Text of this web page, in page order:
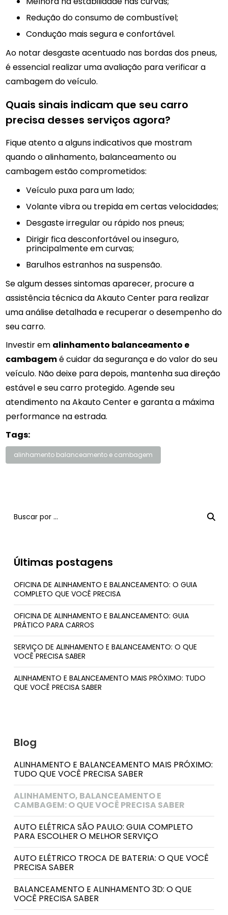
Redução do consumo de combustível;
Condução mais segura e confortável.
Ao notar desgaste acentuado nas bordas dos pneus,
é essencial realizar uma avaliação para verificar a
cambagem do veículo.
Quais sinais indicam que seu carro
precisa desses serviços agora?
Fique atento a alguns indicativos que mostram
quando o alinhamento, balanceamento ou
cambagem estão comprometidos:
Veículo puxa para um lado;
Volante vibra ou trepida em certas velocidades;
Desgaste irregular ou rápido nos pneus;
Dirigir fica desconfortável ou inseguro,
principalmente em curvas;
Barulhos estranhos na suspensão.
Se algum desses sintomas aparecer, procure a
assistência técnica da Akauto Center para realizar
uma análise detalhada e recuperar o desempenho do
seu carro.
Investir em alinhamento balanceamento e
cambagemé cuidar da segurança e do valor do seu
veículo. Não deixe para depois, mantenha sua direção
estável e seu carro protegido. Agende seu
atendimento na Akauto Center e garanta a máxima
performance na estrada.
Tags:
alinhamento balanceamento e cambagem
Últimas postagens
OFICINA DE ALINHAMENTO E BALANCEAMENTO: O GUIA
COMPLETO QUE VOCÊ PRECISA
OFICINA DE ALINHAMENTO E BALANCEAMENTO: GUIA
PRÁTICO PARA CARROS
SERVIÇO DE ALINHAMENTO E BALANCEAMENTO: O QUE
VOCÊ PRECISA SABER
ALINHAMENTO E BALANCEAMENTO MAIS PRÓXIMO: TUDO
QUE VOCÊ PRECISA SABER
Blog
ALINHAMENTO E BALANCEAMENTO MAIS PRÓXIMO:
TUDO QUE VOCÊ PRECISA SABER
ALINHAMENTO, BALANCEAMENTO E
CAMBAGEM: O QUE VOCÊ PRECISA SABER
AUTO ELÉTRICA SÃO PAULO: GUIA COMPLETO
PARA ESCOLHER O MELHOR SERVIÇO
AUTO ELÉTRICO TROCA DE BATERIA: O QUE VOCÊ
PRECISA SABER
BALANCEAMENTO E ALINHAMENTO 3D: O QUE
VOCÊ PRECISA SABER